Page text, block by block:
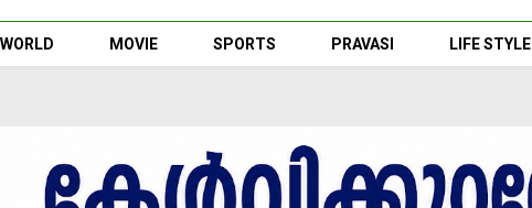
WORLD MOVIE SPORTS PRAVASI LIFE STYLE